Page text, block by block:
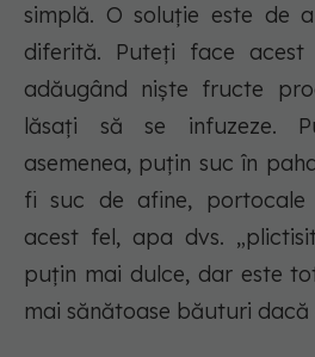
simplă. O soluție este de
diferită. Puteți face
adăugând niște fructe
lăsați să se infuzeze.
asemenea, puțin suc în
fi suc de afine,
acest fel, apa dvs.
puțin mai dulce, dar este
mai sănătoase băuturi